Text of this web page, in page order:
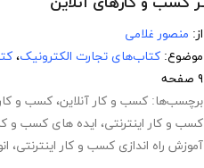
از: منصور غلامی
موضوع: کتاب‌های تجارت الکترونیک،
۹ صفحه
برچسب‌ها: کسب و کار آنلاین، کسب و کار
کسب و کار اینترنتی، ایده های کسب و
آموزش راه اندازی کسب و کار اینترنتی،